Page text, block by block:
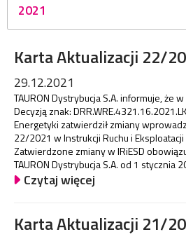
2021
Karta Aktualizacji 22/
29.12.2021
TAURON Dystrybucja S.A. informuje, że
Decyzją znak:
Energetyki zatwierdził zmiany
22/2021 w Instrukcji Ruchu i
Zatwierdzone zmiany w IRiESD
TAURON Dystrybucja S.A. od 1 stycznia
Czytaj więcej
Karta Aktualizacji 21/